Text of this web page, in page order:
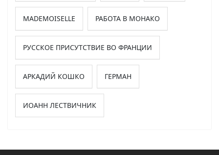
MADEMOISELLE РАБОТА В МОНАКО
РУССКОЕ ПРИСУТСТВИЕ ВО ФРАНЦИИ
АРКАДИЙ КОШКО ГЕРМАН
ИОАНН ЛЕСТВИЧНИК